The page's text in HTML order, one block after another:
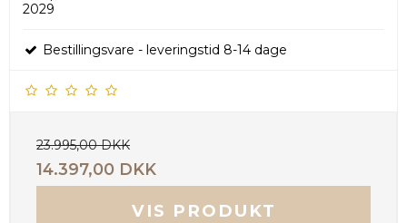
2029
Bestillingsvare - leveringstid 8-14 dage
23.995,00 DKK
14.397,00 DKK
VIS PRODUKT